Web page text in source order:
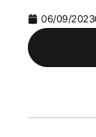
06/09/2023